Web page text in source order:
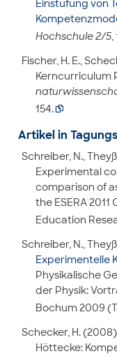
Einstufung von
Hochschule 2/5,
Fischer, H. E.,
Kerncurriculum
154.
Artikel in
Schreiber, N.,
Experimental
comparison of
the ESERA
Education
Schreiber, N.,
Experimentelle
Physikalische
der Physik:
Bochum 2009
Schecker, H.
Höttecke: